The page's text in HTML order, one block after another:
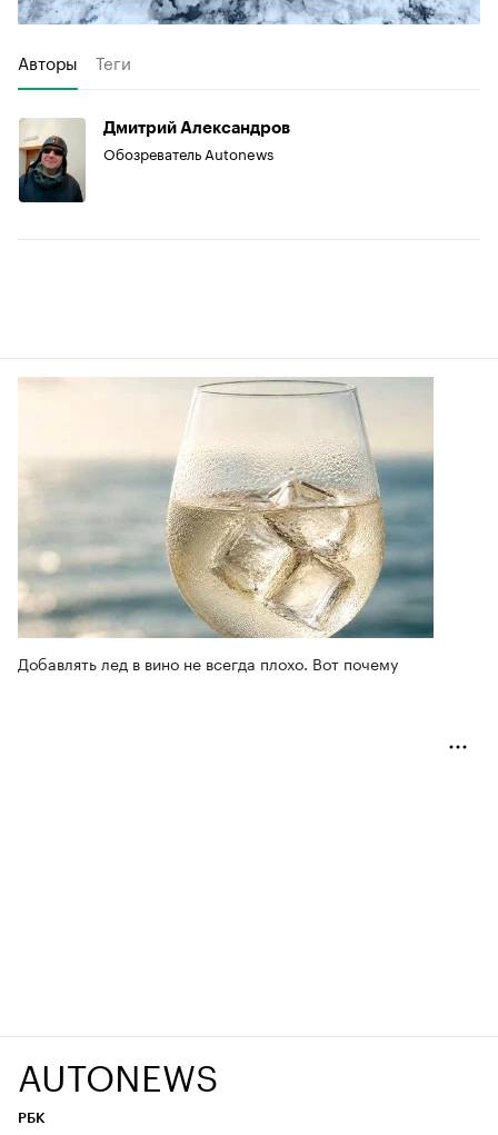
Авторы Теги
Дмитрий Александров
Обозреватель Autonews
Добавлять лед в вино не всегда плохо. Вот почему
AUTONEWS
РБК